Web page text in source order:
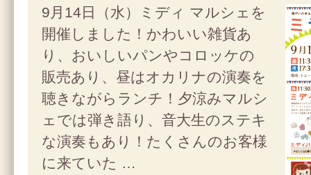
9月14日（水）ミディ マルシェを
開催しました！かわいい雑貨あ
り、おいしいパンやコロッケの
販売あり、昼はオカリナの演奏を
聴きながらランチ！夕涼みマルシ
ェでは弾き語り、音大生のステキ
な演奏もあり！たくさんのお客様
に来ていた …